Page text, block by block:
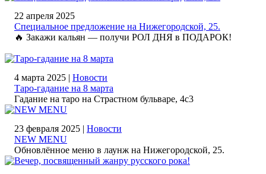
22 апреля 2025
Специальное предложение на Нижегородской, 25.
🔥 Закажи кальян — получи РОЛ ДНЯ в ПОДАРОК!
4 марта 2025 | Новости
Таро-гадание на 8 марта
Гадание на таро на Страстном бульваре, 4с3
23 февраля 2025 | Новости
NEW MENU
Обновлённое меню в лаунж на Нижегородской, 25.